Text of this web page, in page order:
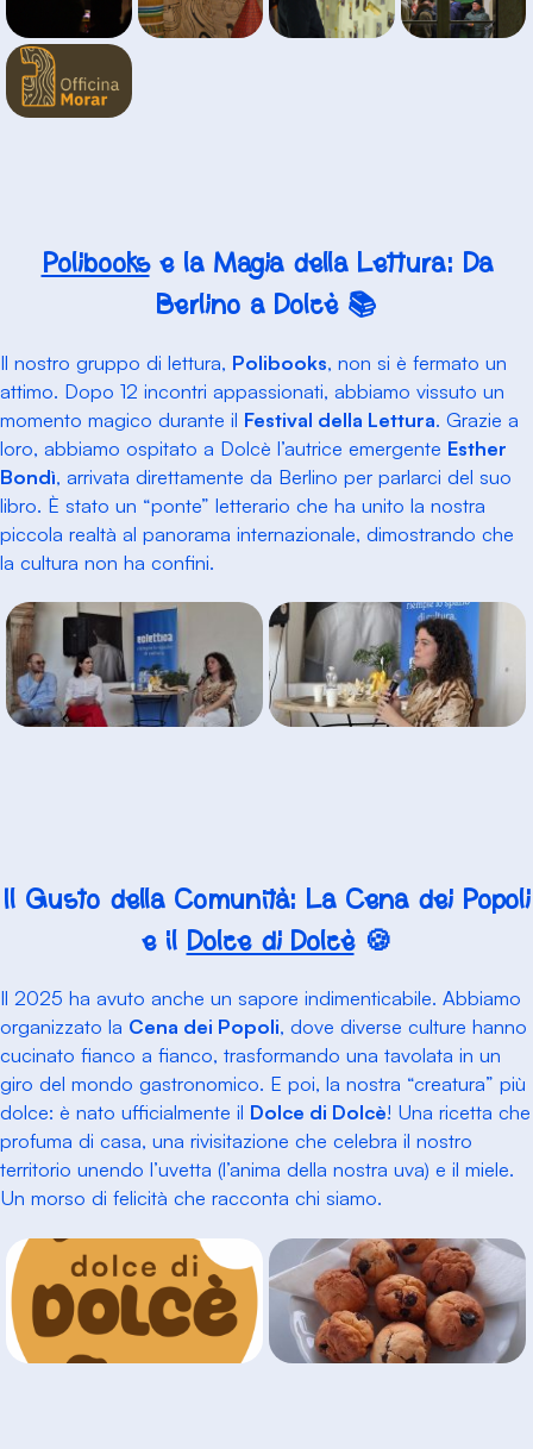
Polibookse la Magia della Lettura: Da
Berlino a Dolcè 📚
Il nostro gruppo di lettura, Polibooks, non si è fermato un
attimo. Dopo 12 incontri appassionati, abbiamo vissuto un
momento magico durante il Festival della Lettura. Grazie a
loro, abbiamo ospitato a Dolcè l’autrice emergente Esther
Bondì, arrivata direttamente da Berlino per parlarci del suo
libro. È stato un “ponte” letterario che ha unito la nostra
piccola realtà al panorama internazionale, dimostrando che
la cultura non ha confini.
Il Gusto della Comunità: La Cena dei Popoli
e il Dolce di Dolcè🍪
Il 2025 ha avuto anche un sapore indimenticabile. Abbiamo
organizzato la Cena dei Popoli, dove diverse culture hanno
cucinato fianco a fianco, trasformando una tavolata in un
giro del mondo gastronomico. E poi, la nostra “creatura” più
dolce: è nato ufficialmente il Dolce di Dolcè! Una ricetta che
profuma di casa, una rivisitazione che celebra il nostro
territorio unendo l’uvetta (l’anima della nostra uva) e il miele.
Un morso di felicità che racconta chi siamo.